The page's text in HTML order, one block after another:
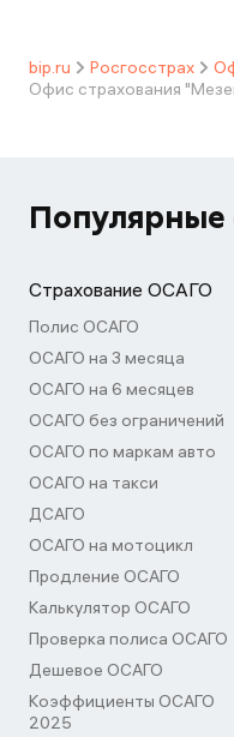
bip.ru Росгосстрах
Офис страхования
Популярные
Страхование ОСАГО
Полис ОСАГО
ОСАГО на 3 месяца
ОСАГО на 6 месяцев
ОСАГО без ограничений
ОСАГО по маркам авто
ОСАГО на такси
ДСАГО
ОСАГО на мотоцикл
Продление ОСАГО
Калькулятор ОСАГО
Проверка полиса ОСАГО
Дешевое ОСАГО
Коэффициенты ОСАГО
2025